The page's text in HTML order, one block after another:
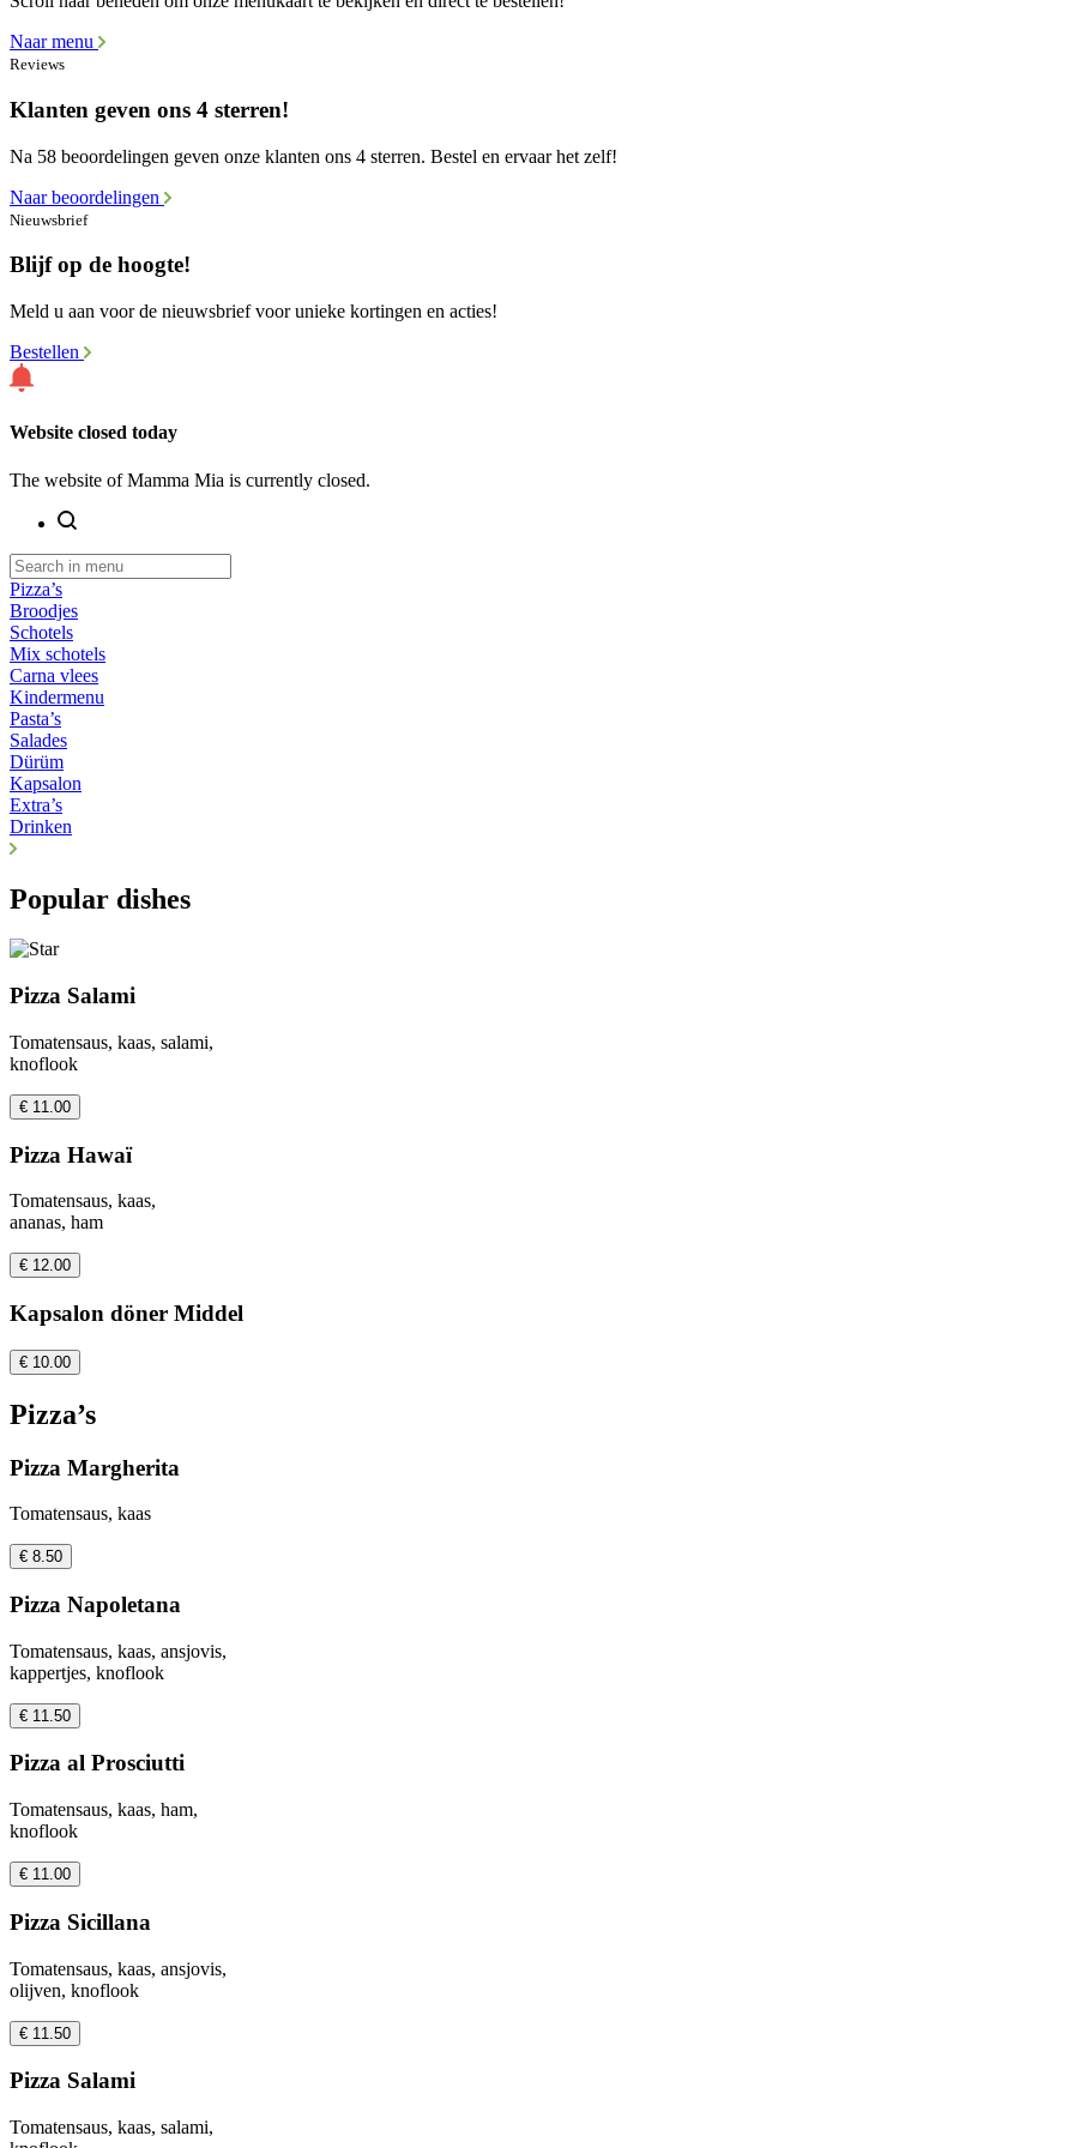
Naar menu
Reviews
Klanten geven ons 4 sterren!
Na 58 beoordelingen geven onze klanten ons 4 sterren. Bestel en ervaar het zelf!
Naar beoordelingen
Nieuwsbrief
Blijf op de hoogte!
Meld u aan voor de nieuwsbrief voor unieke kortingen en acties!
Bestellen
Website closed today
The website of Mamma Mia is currently closed.
Pizza’s
Broodjes
Schotels
Mix schotels
Carna vlees
Kindermenu
Pasta’s
Salades
Dürüm
Kapsalon
Extra’s
Drinken
Popular dishes
Pizza Salami
Tomatensaus, kaas, salami,
knoflook
€ 11.00
Pizza Hawaï
Tomatensaus, kaas,
ananas, ham
€ 12.00
Kapsalon döner Middel
€ 10.00
Pizza’s
Pizza Margherita
Tomatensaus, kaas
€ 8.50
Pizza Napoletana
Tomatensaus, kaas, ansjovis,
kappertjes, knoflook
€ 11.50
Pizza al Prosciutti
Tomatensaus, kaas, ham,
knoflook
€ 11.00
Pizza Sicillana
Tomatensaus, kaas, ansjovis,
olijven, knoflook
€ 11.50
Pizza Salami
Tomatensaus, kaas, salami,